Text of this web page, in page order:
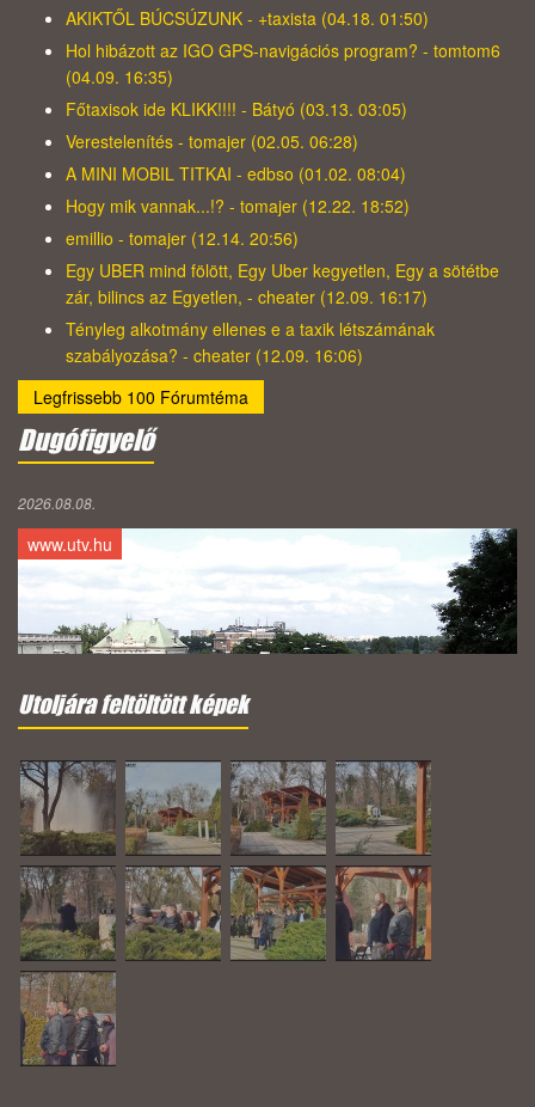
AKIKTŐL BÚCSÚZUNK - +taxista (04.18. 01:50)
Hol hibázott az IGO GPS-navigációs program? - tomtom6
(04.09. 16:35)
Főtaxisok ide KLIKK!!!! - Bátyó (03.13. 03:05)
Verestelenítés - tomajer (02.05. 06:28)
A MINI MOBIL TITKAI - edbso (01.02. 08:04)
Hogy mik vannak...!? - tomajer (12.22. 18:52)
emillio - tomajer (12.14. 20:56)
Egy UBER mind fölött, Egy Uber kegyetlen, Egy a sötétbe
zár, bilincs az Egyetlen, - cheater (12.09. 16:17)
Tényleg alkotmány ellenes e a taxik létszámának
szabályozása? - cheater (12.09. 16:06)
Legfrissebb 100 Fórumtéma
Dugófigyelő
2026.08.08.
www.utv.hu
Utoljára feltöltött képek